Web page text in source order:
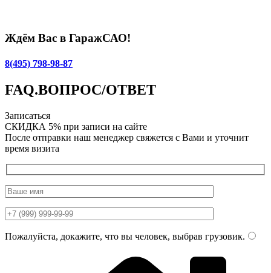
Ждём Вас в ГаражСАО!
8(495) 798-98-87
FAQ.ВОПРОС/ОТВЕТ
Записаться
СКИДКА 5% при записи на сайте
После отправки наш менеджер свяжется с Вами и уточнит
время визита
Пожалуйста, докажите, что вы человек, выбрав грузовик.